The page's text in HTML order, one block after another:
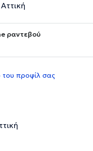
ραντεβού
του προφίλ σας